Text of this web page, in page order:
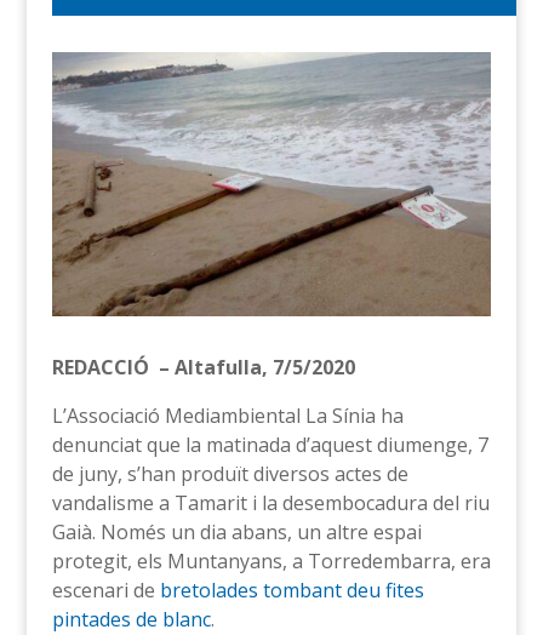
REDACCIÓ – Altafulla, 7/5/2020
L’Associació Mediambiental La Sínia ha
denunciat que la matinada d’aquest diumenge, 7
de juny, s’han produït diversos actes de
vandalisme a Tamarit i la desembocadura del riu
Gaià. Només un dia abans, un altre espai
protegit, els Muntanyans, a Torredembarra, era
escenari de bretolades tombant deu fites
pintades de blanc.